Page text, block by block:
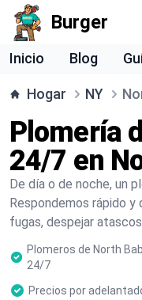
Burger
Inicio Blog
Hogar NY
Plomería
24/7 en
De día o de noche, un
Respondemos rápido
fugas, despejar
Plomeros de North
24/7
Precios por